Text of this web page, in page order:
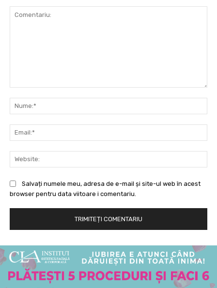
Salvați numele meu, adresa de e-mail și site-ul web în acest
browser pentru data viitoare i comentariu.